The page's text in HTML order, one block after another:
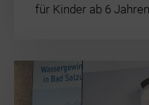
für Kinder ab 6